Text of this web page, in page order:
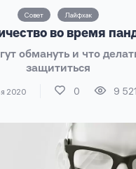
Совет Лайфхак
во время
обмануть и что
защититься
2020 0 9 521